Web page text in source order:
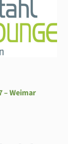
– Weimar